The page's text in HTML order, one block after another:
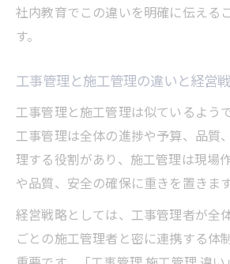
社内教育でこの違いを明確に伝える
す。
工事管理と施工管理の違いと経営
工事管理と施工管理は似ているよう
工事管理は全体の進捗や予算、品質
理する役割があり、施工管理は現場
や品質、安全の確保に重きを置きます
経営戦略としては、工事管理者が全
ごとの施工管理者と密に連携する体